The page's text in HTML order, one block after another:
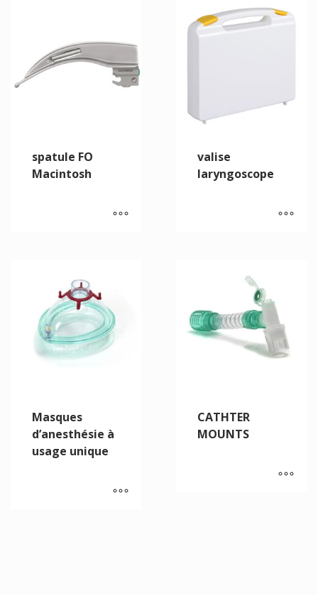
spatule FO
Macintosh
valise
laryngoscope
Masques
d’anesthésie à
usage unique
CATHTER
MOUNTS